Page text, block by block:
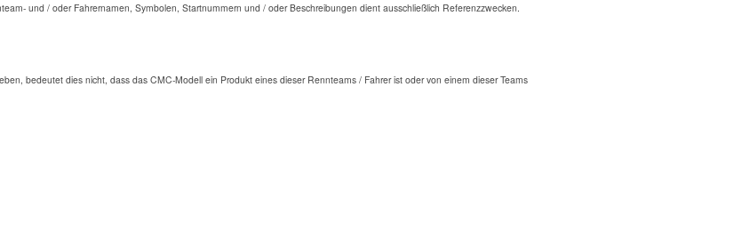
und / oder Fahrernamen, Symbolen, Startnummern und / oder Beschreibungen dient ausschließlich Referenzzwecken.
bedeutet dies nicht, dass das CMC-Modell ein Produkt eines dieser Rennteams / Fahrer ist oder von einem dieser Teams